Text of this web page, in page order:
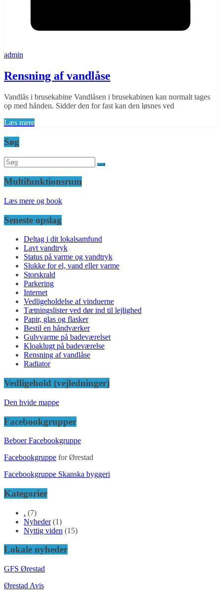
admin
Rensning af vandlåse
Vandlås i brusekabine Vandlåsen i brusekabinen kan normalt tages
op med hånden. Sidder den for fast kan den løsnes ved
Læs mere
Søg
Multifunktionsrum
Læs mere og book
Seneste opslag
Deltag i dit lokalsamfund
Lavt vandtryk
Status på varme og vandtryk
Slukke for el, vand eller varme
Storskrald
Parkering
Internet
Vedligeholdelse af vinduerne
Tætningslister ved dør ind til lejlighed
Papir, glas og flasker
Bestil en håndværker
Gulvvarme på badeværelset
Kloaklugt på badeværelse
Rensning af vandlåse
Radiator
Vedligehold (vejledninger)
Den hvide mappe
Facebookgrupper
Beboer Facebookgruppe
Facebookgruppe for Ørestad
Facebookgruppe Skanska byggeri
Kategorier
. (7)
Nyheder(1)
Nyttig viden (15)
Lokale nyheder
GFS Ørestad
Ørestad Avis